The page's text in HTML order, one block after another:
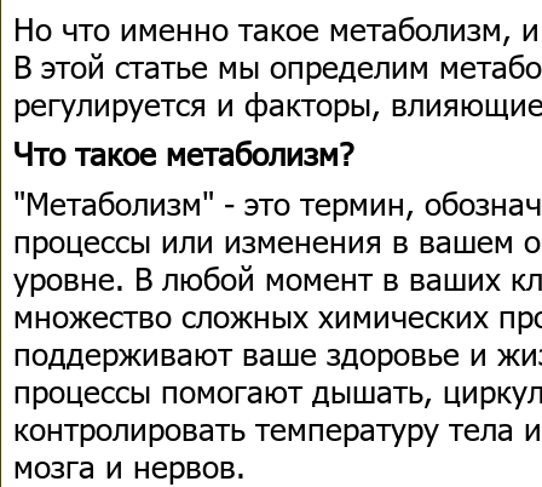
Но что именно такое метаболизм,
В этой статье мы определим
регулируется и факторы,
Что такое метаболизм?
"Метаболизм" - это термин,
процессы или изменения в вашем
уровне. В любой момент в ваших
множество сложных химических
поддерживают ваше здоровье и
процессы помогают дышать,
контролировать температуру тела
мозга и нервов.